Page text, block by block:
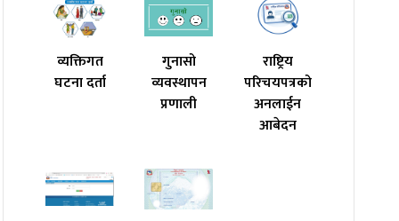
व्यक्तिगत
घटना दर्ता
गुनासो
व्यवस्थापन
प्रणाली
राष्ट्रिय
परिचयपत्रको
अनलाईन
आबेदन